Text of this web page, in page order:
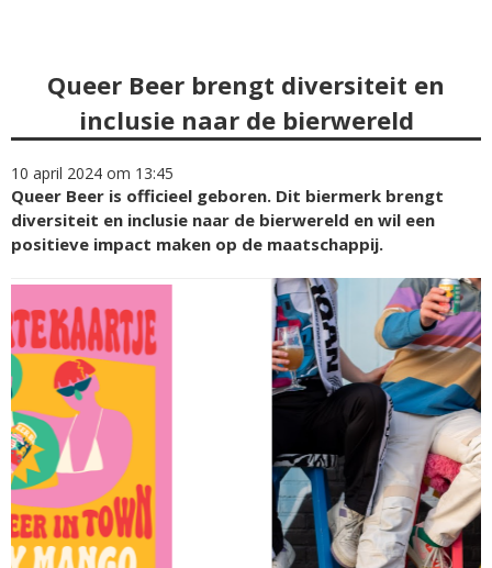
Queer Beer brengt diversiteit en
inclusie naar de bierwereld
10 april 2024 om 13:45
Queer Beer is officieel geboren. Dit biermerk brengt
diversiteit en inclusie naar de bierwereld en wil een
positieve impact maken op de maatschappij.